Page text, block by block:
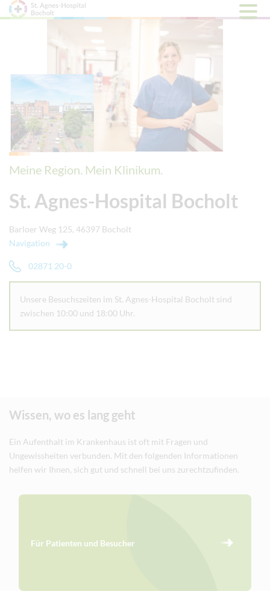
Meine Region. Mein Klinikum.
St. Agnes-Hospital Bocholt
Barloer Weg 125, 46397 Bocholt
Navigation
02871 20-0
Unsere Besuchszeiten im St. Agnes-Hospital Bocholt sind
zwischen 10:00 und 18:00 Uhr.
Wissen, wo es lang geht
Ein Aufenthalt im Krankenhaus ist oft mit Fragen und
Ungewissheiten verbunden. Mit den folgenden Informationen
helfen wir Ihnen, sich gut und schnell bei uns zurechtzufinden.
Für Patienten und Besucher